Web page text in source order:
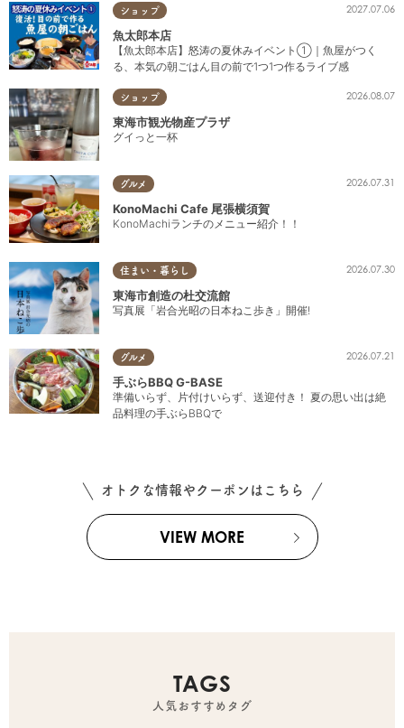
ショップ 2027.07.06
魚太郎本店
【魚太郎本店】怒涛の夏休みイベント①｜魚屋がつく
る、本気の朝ごはん目の前で1つ1つ作るライブ感
ショップ 2026.08.07
東海市観光物産プラザ
グイっと一杯
グルメ 2026.07.31
KonoMachi Cafe 尾張横須賀
KonoMachiランチのメニュー紹介！！
住まい・暮らし 2026.07.30
東海市創造の杜交流館
写真展「岩合光昭の日本ねこ歩き」開催!
グルメ 2026.07.21
手ぶらBBQ G-BASE
準備いらず、片付けいらず、送迎付き！ 夏の思い出は絶
品料理の手ぶらBBQで
オトクな情報やクーポンはこちら
VIEW MORE
TAGS
人気おすすめタグ